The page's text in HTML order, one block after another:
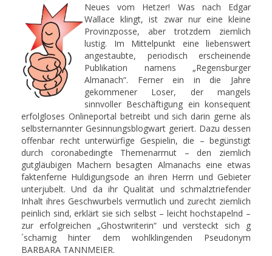
Neues vom Hetzer! Was nach Edgar
Wallace klingt, ist zwar nur eine kleine
Provinzposse, aber trotzdem ziemlich
lustig. Im Mittelpunkt eine liebenswert
angestaubte, periodisch erscheinende
Publikation namens „Regensburger
Almanach“. Ferner ein in die Jahre
gekommener Loser, der mangels
sinnvoller Beschäftigung ein konsequent
erfolgloses Onlineportal betreibt und sich darin gerne als
selbsternannter Gesinnungsblogwart geriert. Dazu dessen
offenbar recht unterwürfige Gespielin, die – begünstigt
durch coronabedingte Themenarmut – den ziemlich
gutgläubigen Machern besagten Almanachs eine etwas
faktenferne Huldigungsode an ihren Herrn und Gebieter
unterjubelt. Und da ihr Qualität und schmalztriefender
Inhalt ihres Geschwurbels vermutlich und zurecht ziemlich
peinlich sind, erklärt sie sich selbst – leicht hochstapelnd –
zur erfolgreichen „Ghostwriterin“ und versteckt sich g
´schamig hinter dem wohlklingenden Pseudonym
BARBARA TANNMEIER.